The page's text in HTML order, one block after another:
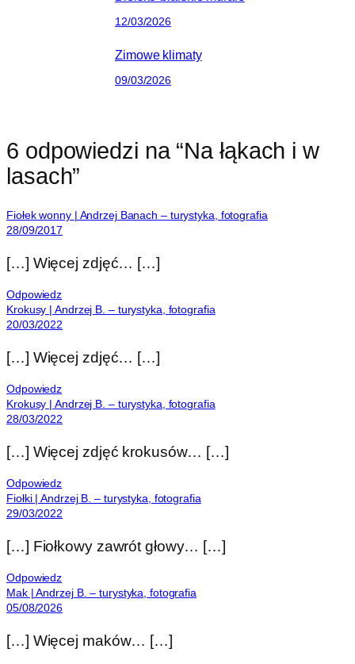
12/03/2026
Zimowe klimaty
09/03/2026
6 odpowiedzi na “Na łąkach i w
lasach”
Fiołek wonny | Andrzej Banach – turystyka, fotografia
28/09/2017
[…] Więcej zdjęć… […]
Odpowiedz
Krokusy | Andrzej B. – turystyka, fotografia
20/03/2022
[…] Więcej zdjęć… […]
Odpowiedz
Krokusy | Andrzej B. – turystyka, fotografia
28/03/2022
[…] Więcej zdjęć krokusów… […]
Odpowiedz
Fiołki | Andrzej B. – turystyka, fotografia
29/03/2022
[…] Fiołkowy zawrót głowy… […]
Odpowiedz
Mak | Andrzej B. – turystyka, fotografia
05/08/2026
[…] Więcej maków… […]